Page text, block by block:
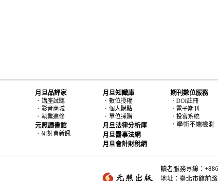
月旦品評家
． 講座試聽
． 影音商城
． 執業進修
元照讀書館
． 研討會新訊
月旦知識庫
． 數位授權
． 個人購點
． 單位採購
月旦法律分析庫
月旦醫事法網
月旦會計財稅網
期刊數位服務
．DOI註冊
．電子期刊
．投審系統
．學術不端檢測
讀者服務專線：
地址：臺北市館前